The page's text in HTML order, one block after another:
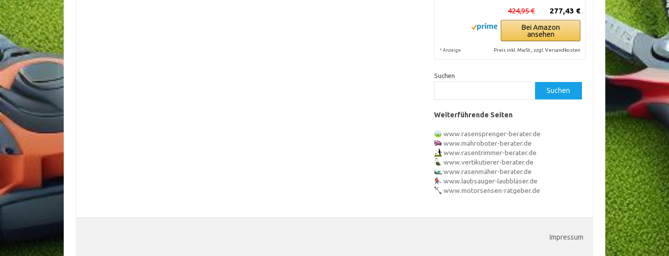
277,43 €
424,95 €
Bei Amazon
ansehen
* Anzeige Preis inkl. MwSt., zzgl. Versandkosten
Suchen
Suchen
Weiterführende Seiten
www.rasensprenger-berater.de
www.mähroboter-berater.de
www.rasentrimmer-berater.de
www.vertikutierer-berater.de
www.rasenmäher-berater.de
www.laubsauger-laubbläser.de
www.motorsensen-ratgeber.de
Impressum